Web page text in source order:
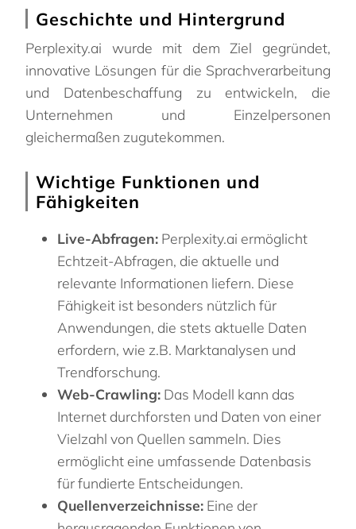
Geschichte und Hintergrund
Perplexity.ai wurde mit dem Ziel gegründet,
innovative Lösungen für die Sprachverarbeitung
und Datenbeschaffung zu entwickeln, die
Unternehmen und Einzelpersonen
gleichermaßen zugutekommen.
Wichtige Funktionen und
Fähigkeiten
Live-Abfragen: Perplexity.ai ermöglicht
Echtzeit-Abfragen, die aktuelle und
relevante Informationen liefern. Diese
Fähigkeit ist besonders nützlich für
Anwendungen, die stets aktuelle Daten
erfordern, wie z.B. Marktanalysen und
Trendforschung.
Web-Crawling: Das Modell kann das
Internet durchforsten und Daten von einer
Vielzahl von Quellen sammeln. Dies
ermöglicht eine umfassende Datenbasis
für fundierte Entscheidungen.
Quellenverzeichnisse: Eine der